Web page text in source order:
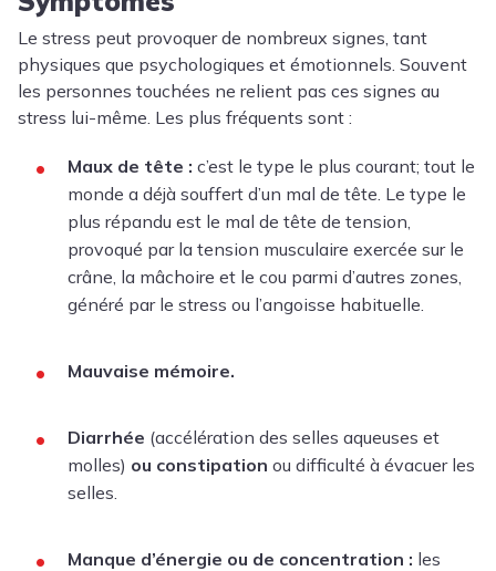
Le stress peut provoquer de nombreux signes, tant
physiques que psychologiques et émotionnels. Souvent
les personnes touchées ne relient pas ces signes au
stress lui-même. Les plus fréquents sont :
Maux de tête : c’est le type le plus courant; tout le
monde a déjà souffert d’un mal de tête. Le type le
plus répandu est le mal de tête de tension,
provoqué par la tension musculaire exercée sur le
crâne, la mâchoire et le cou parmi d’autres zones,
généré par le stress ou l’angoisse habituelle.
Mauvaise mémoire.
Diarrhée (accélération des selles aqueuses et
molles) ou constipation ou difficulté à évacuer les
selles.
Manque d’énergie ou de concentration : les